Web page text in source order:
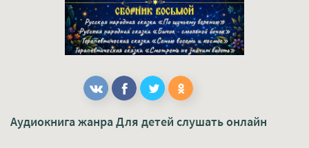
Аудиокнига жанра Для детей слушать онлайн